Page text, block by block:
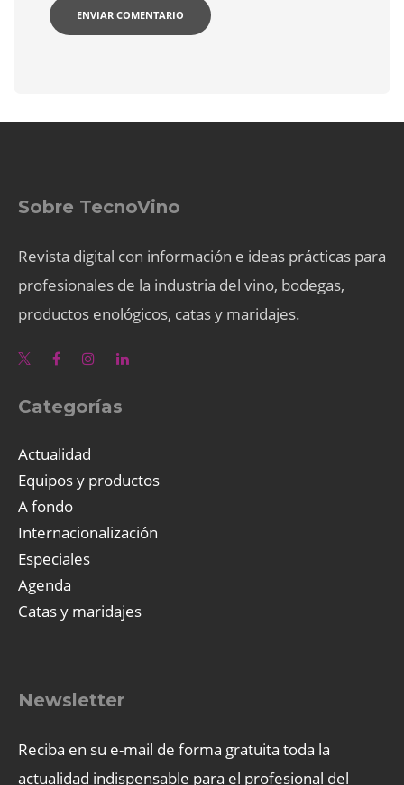
Sobre TecnoVino
Revista digital con información e ideas prácticas para
profesionales de la industria del vino, bodegas,
productos enológicos, catas y maridajes.
Categorías
Actualidad
Equipos y productos
A fondo
Internacionalización
Especiales
Agenda
Catas y maridajes
Newsletter
Reciba en su e-mail de forma gratuita toda la
actualidad indispensable para el profesional del